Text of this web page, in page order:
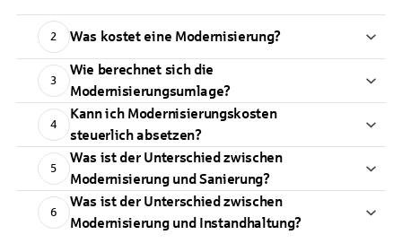
2 Was kostet eine Modernisierung?
3
Wie berechnet sich die
Modernisierungsumlage?
4
Kann ich Modernisierungskosten
steuerlich absetzen?
5
Was ist der Unterschied zwischen
Modernisierung und Sanierung?
6
Was ist der Unterschied zwischen
Modernisierung und Instandhaltung?